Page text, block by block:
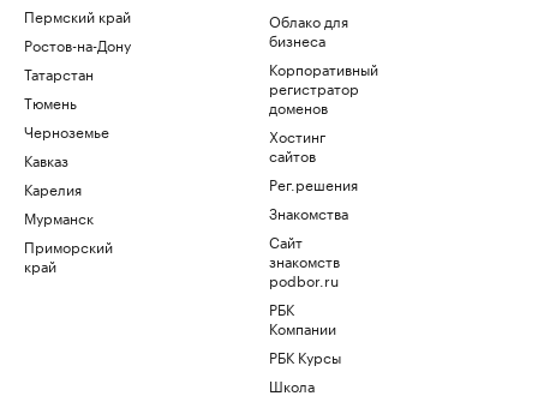
Пермский край
Ростов-на-Дону
Татарстан
Тюмень
Черноземье
Кавказ
Карелия
Мурманск
Приморский
край
Облако для
бизнеса
Корпоративный
регистратор
доменов
Хостинг
сайтов
Рег.решения
Знакомства
Сайт
знакомств
podbor.ru
РБК
Компании
РБК Курсы
Школа